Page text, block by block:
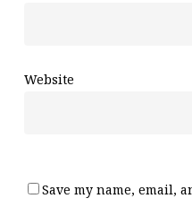
Website
Save my name, email,